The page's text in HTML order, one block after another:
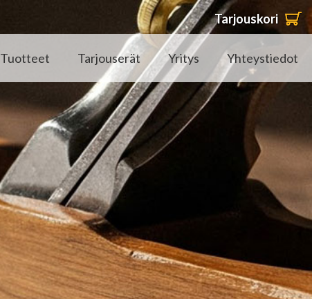
Tarjouskori
Tuotteet Tarjouserät Yritys Yhteystiedot